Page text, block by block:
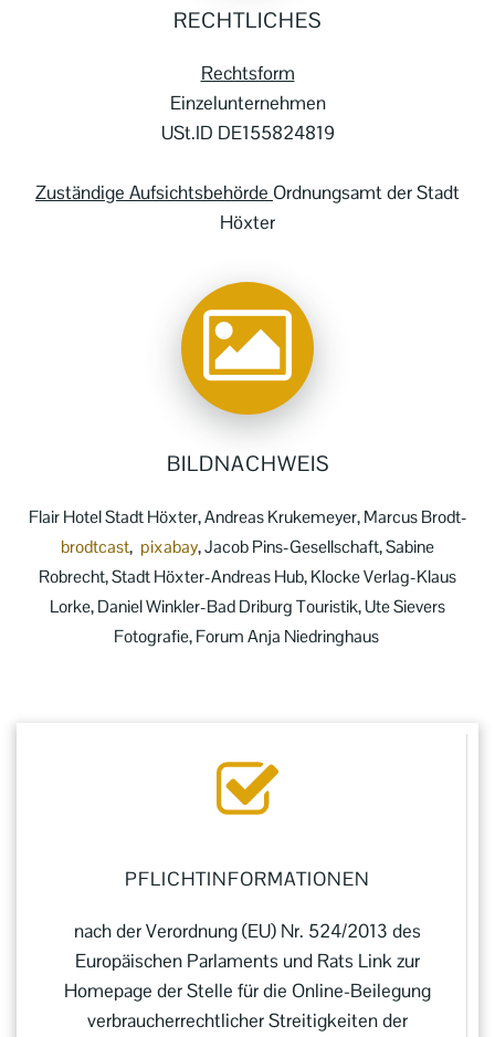
RECHTLICHES
Rechtsform
Einzelunternehmen
USt.ID DE155824819
Zuständige Aufsichtsbehörde Ordnungsamt der Stadt
Höxter
BILDNACHWEIS
Flair Hotel Stadt Höxter, Andreas Krukemeyer, Marcus Brodt-
brodtcast, pixabay, Jacob Pins-Gesellschaft, Sabine
Robrecht, Stadt Höxter-Andreas Hub, Klocke Verlag-Klaus
Lorke, Daniel Winkler-Bad Driburg Touristik, Ute Sievers
Fotografie, Forum Anja Niedringhaus
PFLICHT­IN­FOR­MATIONEN
nach der Verordnung (EU) Nr. 524/2013 des
Europäischen Parlaments und Rats Link zur
Homepage der Stelle für die Online-Beilegung
verbraucherrechtlicher Streitigkeiten der